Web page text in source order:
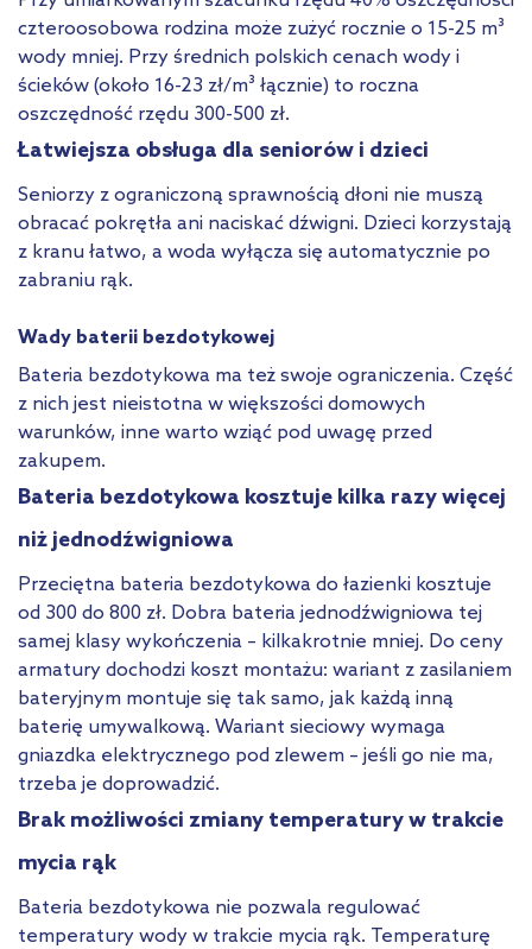
czteroosobowa rodzina może zużyć rocznie o 15-25 m³
wody mniej. Przy średnich polskich cenach wody i
ścieków (około 16-23 zł/m³ łącznie) to roczna
oszczędność rzędu 300-500 zł.
Łatwiejsza obsługa dla seniorów i dzieci
Seniorzy z ograniczoną sprawnością dłoni nie muszą
obracać pokrętła ani naciskać dźwigni. Dzieci korzystają
z kranu łatwo, a woda wyłącza się automatycznie po
zabraniu rąk.
Wady baterii bezdotykowej
Bateria bezdotykowa ma też swoje ograniczenia. Część
z nich jest nieistotna w większości domowych
warunków, inne warto wziąć pod uwagę przed
zakupem.
Bateria bezdotykowa kosztuje kilka razy więcej
niż jednodźwigniowa
Przeciętna bateria bezdotykowa do łazienki kosztuje
od 300 do 800 zł. Dobra bateria jednodźwigniowa tej
samej klasy wykończenia – kilkakrotnie mniej. Do ceny
armatury dochodzi koszt montażu: wariant z zasilaniem
bateryjnym montuje się tak samo, jak każdą inną
baterię umywalkową. Wariant sieciowy wymaga
gniazdka elektrycznego pod zlewem – jeśli go nie ma,
trzeba je doprowadzić.
Brak możliwości zmiany temperatury w trakcie
mycia rąk
Bateria bezdotykowa nie pozwala regulować
temperatury wody w trakcie mycia rąk. Temperaturę